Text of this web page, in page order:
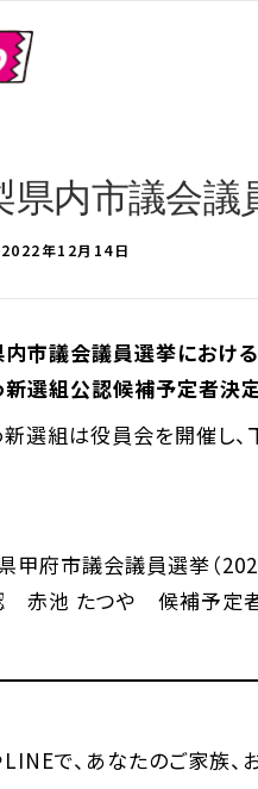
県内市議会
2022年12月14日
市議会議員選挙における
選組公認候補予定者決
選組は役員会を開催し
甲府市議会議員選挙（
赤池 たつや 候補予定
で、あなたのご家族、